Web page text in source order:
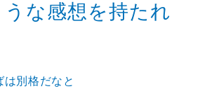
な感想を持たれ
別格だなと